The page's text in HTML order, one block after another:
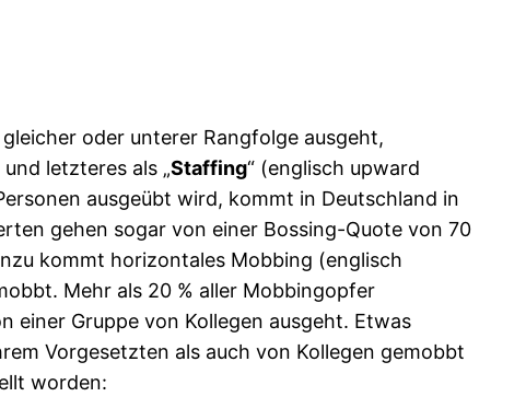
oder unterer Rangfolge ausgeht,
letzteres als „Staffing“ (englisch upward
ausgeübt wird, kommt in Deutschland in
gehen sogar von einer Bossing-Quote von 70
kommt horizontales Mobbing (englisch
Mehr als 20 % aller Mobbingopfer
einer Gruppe von Kollegen ausgeht. Etwas
Vorgesetzten als auch von Kollegen gemobbt
worden: